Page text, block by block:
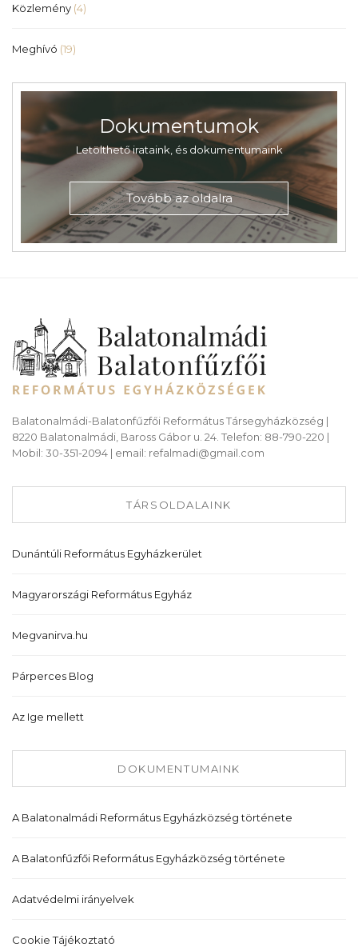
Közlemény (4)
Meghívó (19)
Dokumentumok
Letölthető irataink, és dokumentumaink
Tovább az oldalra
Balatonalmádi-Balatonfűzfői Református Társegyházközség |
8220 Balatonalmádi, Baross Gábor u. 24. Telefon: 88-790-220 |
Mobil: 30-351-2094 | email: refalmadi@gmail.com
TÁRSOLDALAINK
Dunántúli Református Egyházkerület
Magyarországi Református Egyház
Megvanirva.hu
Párperces Blog
Az Ige mellett
DOKUMENTUMAINK
A Balatonalmádi Református Egyházközség története
A Balatonfűzfői Református Egyházközség története
Adatvédelmi irányelvek
Cookie Tájékoztató